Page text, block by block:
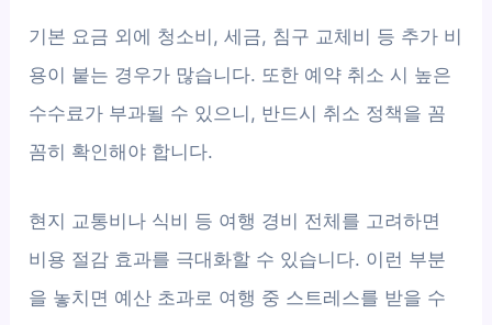
기본 요금 외에 청소비, 세금, 침구 교체비 등 추가 비
용이 붙는 경우가 많습니다. 또한 예약 취소 시 높은
수수료가 부과될 수 있으니, 반드시 취소 정책을 꼼
꼼히 확인해야 합니다.
현지 교통비나 식비 등 여행 경비 전체를 고려하면
비용 절감 효과를 극대화할 수 있습니다. 이런 부분
을 놓치면 예산 초과로 여행 중 스트레스를 받을 수